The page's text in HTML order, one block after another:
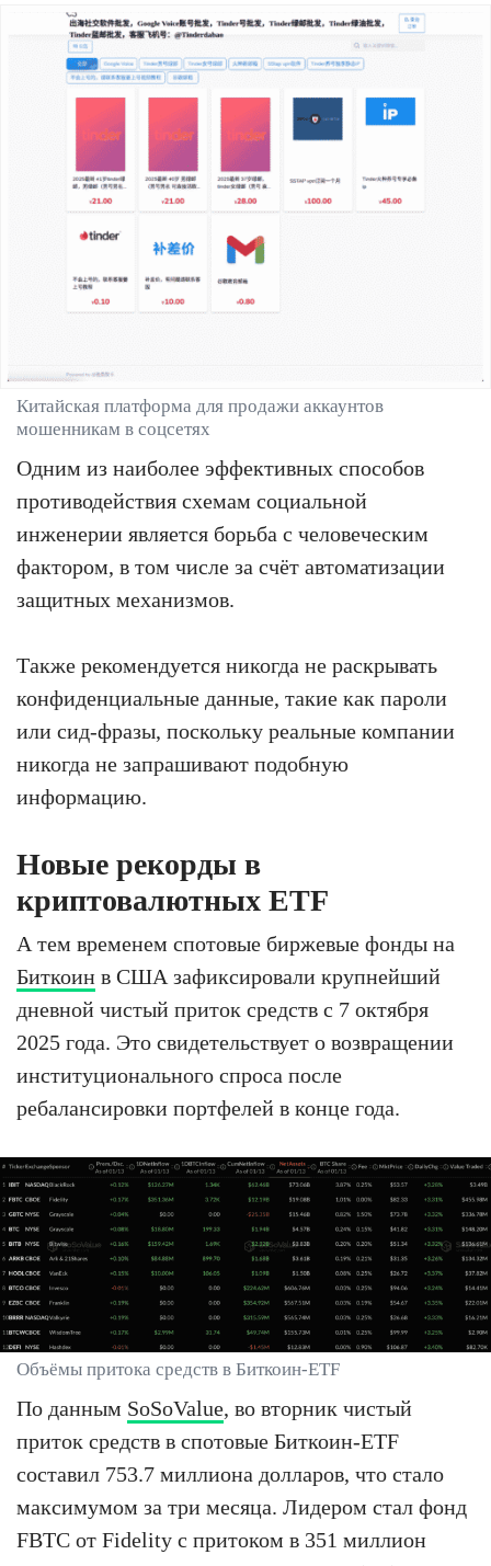
Китайская платформа для продажи аккаунтов
мошенникам в соцсетях
Одним из наиболее эффективных способов
противодействия схемам социальной
инженерии является борьба с человеческим
фактором, в том числе за счёт автоматизации
защитных механизмов.
Также рекомендуется никогда не раскрывать
конфиденциальные данные, такие как пароли
или сид-фразы, поскольку реальные компании
никогда не запрашивают подобную
информацию.
Новые рекорды в
криптовалютных ETF
А тем временем спотовые биржевые фонды на
Биткоин в США зафиксировали крупнейший
дневной чистый приток средств с 7 октября
2025 года. Это свидетельствует о возвращении
институционального спроса после
ребалансировки портфелей в конце года.
Объёмы притока средств в Биткоин-ETF
По данным SoSoValue, во вторник чистый
приток средств в спотовые Биткоин-ETF
составил 753.7 миллиона долларов, что стало
максимумом за три месяца. Лидером стал фонд
FBTC от Fidelity с притоком в 351 миллион